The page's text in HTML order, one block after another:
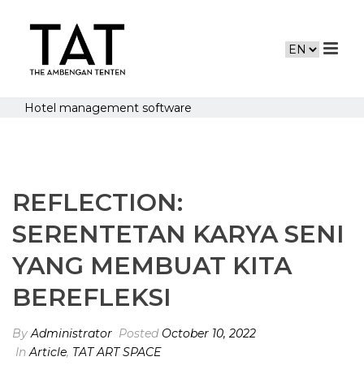
Hotel management software
REFLECTION:
SERENTETAN KARYA SENI
YANG MEMBUAT KITA
BEREFLEKSI
ByAdministrator Posted October 10, 2022
InArticle, TAT ART SPACE